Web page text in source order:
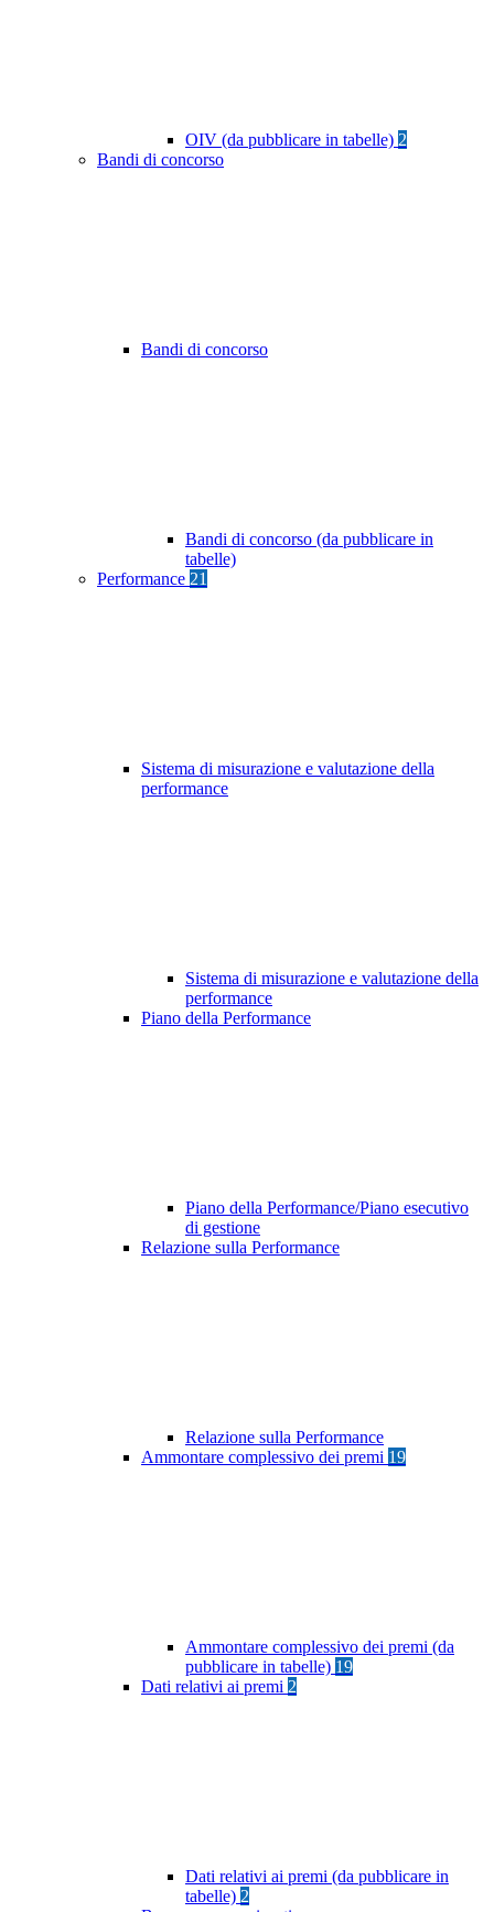
OIV (da pubblicare in tabelle) 2
Bandi di concorso
Bandi di concorso
Bandi di concorso (da pubblicare in
tabelle)
Performance 21
Sistema di misurazione e valutazione della
performance
Sistema di misurazione e valutazione della
performance
Piano della Performance
Piano della Performance/Piano esecutivo
di gestione
Relazione sulla Performance
Relazione sulla Performance
Ammontare complessivo dei premi 19
Ammontare complessivo dei premi (da
pubblicare in tabelle) 19
Dati relativi ai premi 2
Dati relativi ai premi (da pubblicare in
tabelle) 2